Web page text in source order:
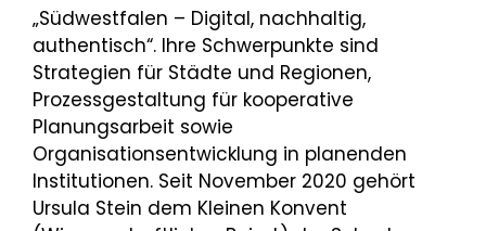
„Südwestfalen – Digital, nachhaltig,
authentisch“. Ihre Schwerpunkte sind
Strategien für Städte und Regionen,
Prozessgestaltung für kooperative
Planungsarbeit sowie
Organisationsentwicklung in planenden
Institutionen. Seit November 2020 gehört
Ursula Stein dem Kleinen Konvent